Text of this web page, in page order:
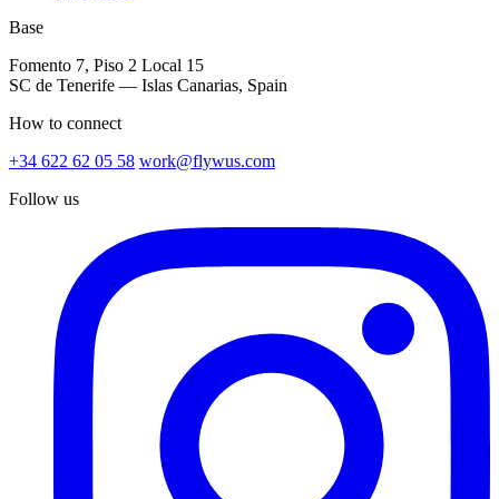
Base
Fomento 7, Piso 2 Local 15
SC de Tenerife — Islas Canarias, Spain
How to connect
+34 622 62 05 58 work@flywus.com
Follow us